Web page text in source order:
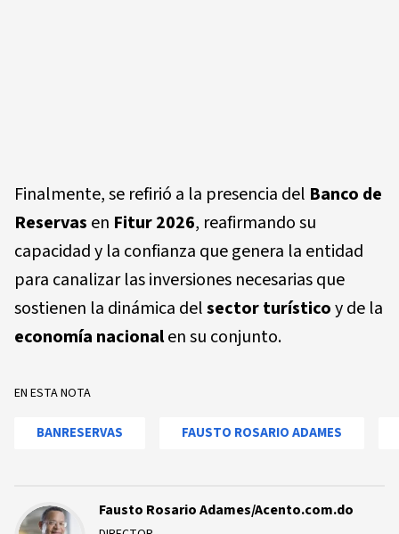
Finalmente, se refirió a la presencia del Banco de
Reservas en Fitur 2026, reafirmando su
capacidad y la confianza que genera la entidad
para canalizar las inversiones necesarias que
sostienen la dinámica delsector turísticoy de la
economía nacionalen su conjunto.
EN ESTA NOTA
BANRESERVAS FAUSTO ROSARIO ADAMES
Fausto Rosario Adames/Acento.com.do